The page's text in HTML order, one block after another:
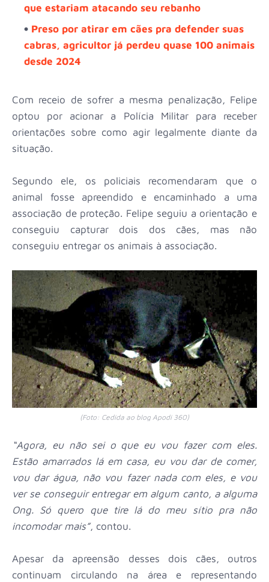
que estariam atacando seu rebanho
Preso por atirar em cães pra defender suas
cabras, agricultor já perdeu quase 100 animais
desde 2024
Com receio de sofrer a mesma penalização, Felipe
optou por acionar a Polícia Militar para receber
orientações sobre como agir legalmente diante da
situação.
Segundo ele, os policiais recomendaram que o
animal fosse apreendido e encaminhado a uma
associação de proteção. Felipe seguiu a orientação e
conseguiu capturar dois dos cães, mas não
conseguiu entregar os animais à associação.
(Foto: Cedida ao blog Apodi 360)
“Agora, eu não sei o que eu vou fazer com eles.
Estão amarrados lá em casa, eu vou dar de comer,
vou dar água, não vou fazer nada com eles, e vou
ver se conseguir entregar em algum canto, a alguma
Ong. Só quero que tire lá do meu sítio pra não
incomodar mais”, contou.
Apesar da apreensão desses dois cães, outros
continuam circulando na área e representando